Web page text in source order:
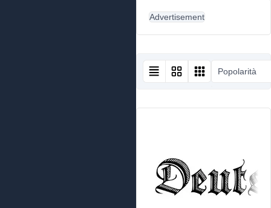
Advertisement
Popolarità